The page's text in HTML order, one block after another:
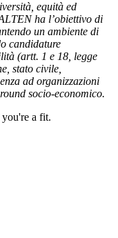
equità ed
ha l’obiettivo di
un ambiente di
candidature
(artt. 1 e 18, legge
stato civile,
ad organizzazioni
socio-economico.
a fit.